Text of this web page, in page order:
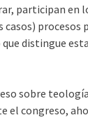
participan en
procesos
distingue
sobre
el congreso,